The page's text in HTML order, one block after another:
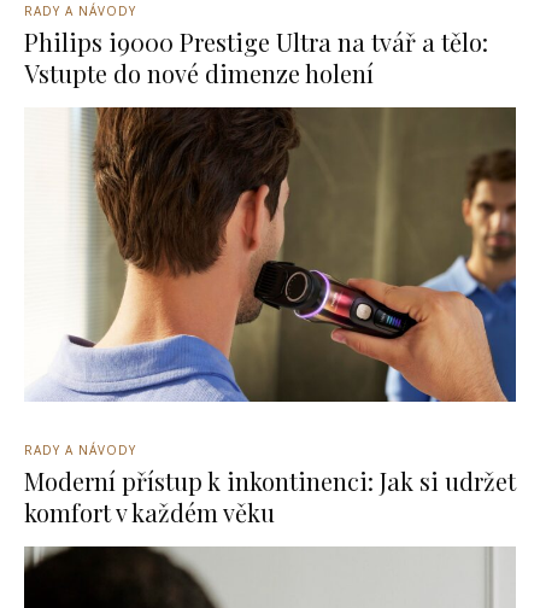
RADY A NÁVODY
Philips i9000 Prestige Ultra na tvář a tělo:
Vstupte do nové dimenze holení
RADY A NÁVODY
Moderní přístup k inkontinenci: Jak si udržet
komfort v každém věku